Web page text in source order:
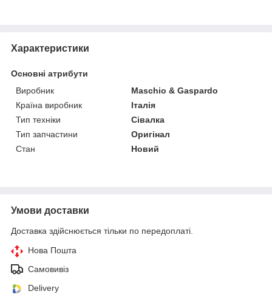
Характеристики
Основні атрибути
Виробник
Maschio & Gaspardo
Країна виробник
Італія
Тип техніки
Сівалка
Тип запчастини
Оригінал
Стан
Новий
Умови доставки
Доставка здійснюється тільки по передоплаті.
Нова Пошта
Самовивіз
Delivery